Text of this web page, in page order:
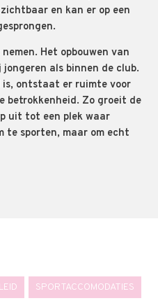
en kan er op een
Het opbouwen van
als binnen de club.
is, ontstaat er ruimte voor
betrokkenheid. Zo groeit de
uit tot een plek waar
te sporten, maar om echt
SPORTACCOMODATIES